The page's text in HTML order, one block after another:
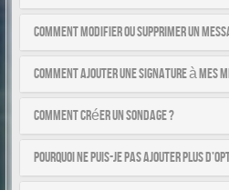
Comment modifier ou supprimer un
Comment ajouter une signature à mes
Comment créer un sondage ?
Pourquoi ne puis-je pas ajouter plus